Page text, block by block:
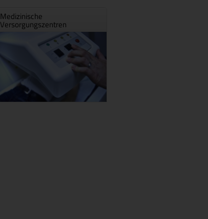
Medizinische
Versorgungszentren